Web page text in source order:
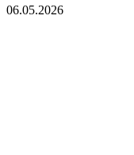
06.05.2026